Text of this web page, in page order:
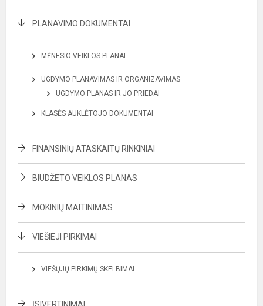
PLANAVIMO DOKUMENTAI
MĖNESIO VEIKLOS PLANAI
UGDYMO PLANAVIMAS IR ORGANIZAVIMAS
UGDYMO PLANAS IR JO PRIEDAI
KLASĖS AUKLĖTOJO DOKUMENTAI
FINANSINIŲ ATASKAITŲ RINKINIAI
BIUDŽETO VEIKLOS PLANAS
MOKINIŲ MAITINIMAS
VIEŠIEJI PIRKIMAI
VIEŠŲJŲ PIRKIMŲ SKELBIMAI